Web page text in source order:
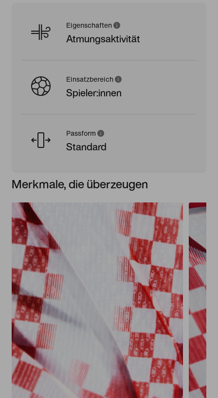
Eigenschaften
Atmungsaktivität
Einsatzbereich
Spieler:innen
Passform
Standard
Merkmale, die überzeugen